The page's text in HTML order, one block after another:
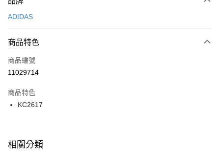
台灣樂天信用卡公司
便利好安心！
３．安心：先確認商品／服務後，再付款。
【「AFTEE先享後付」結帳流程】
１．於結帳方式選擇「AFTEE先享後付」後，將跳轉至「AFTEE先享後付」
２．訂單成立數日內，您將收到繳費通知簡訊。
３．收到繳費通知簡訊後14天內，點擊此簡訊中的連結，可透過四大超商／
ATM／網路銀行／等多元方式進行付款，方視為交易完成。
※ 交易是否成功請以「AFTEE先享後付 」之結帳頁面顯示為準，若有關於
是否繳費成功／繳費後需取消欲退款等相關疑問，請聯繫「AFTEE先享後付
運送方式
每筆NT$100，滿NT$1,500(含以上)免運費
宅配
每筆NT$100，滿NT$1,500(含以上)免運費
付款後門市自取
每筆NT$100，滿NT$1,500(含以上)免運費
ADIDAS
商品特色
商品編號
11029714
商品特色
KC2617
相關分類